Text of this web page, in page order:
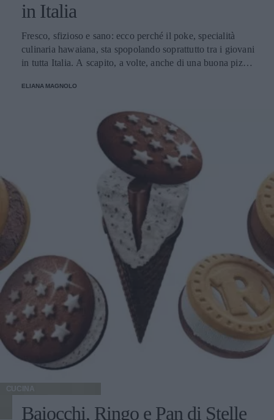
in Italia
Fresco, sfizioso e sano: ecco perché il poke, specialità
culinaria hawaiana, sta spopolando soprattutto tra i giovani
in tutta Italia. A scapito, a volte, anche di una buona pizza.
ELIANA MAGNOLO
CUCINA
Baiocchi, Ringo e Pan di Stelle